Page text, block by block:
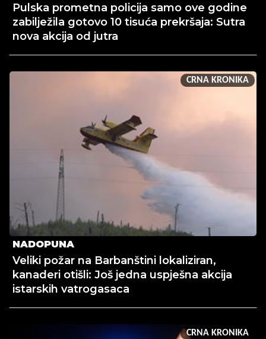
Pulska prometna policija samo ove godine
zabilježila gotovo 10 tisuća prekršaja: Sutra
nova akcija od jutra
CRNA KRONIKA
NADOPUNA
Veliki požar na Barbanštini lokaliziran,
kanaderi otišli: Još jedna uspješna akcija
istarskih vatrogasaca
CRNA KRONIKA